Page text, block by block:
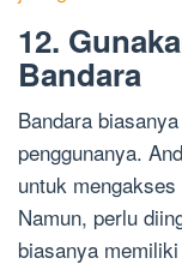
12.
Bandara
Bandara
penggunanya.
untuk
Namun, perlu
biasanya